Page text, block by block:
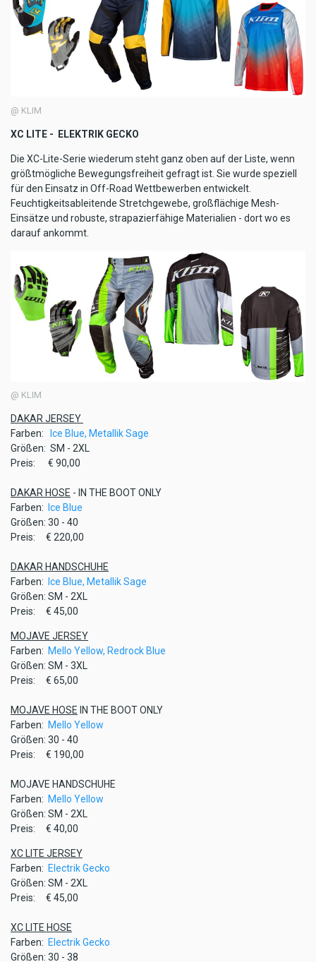
@ KLIM
XC LITE - ELEKTRIK GECKO
Die XC-Lite-Serie wiederum steht ganz oben auf der Liste, wenn
größtmögliche Bewegungsfreiheit gefragt ist. Sie wurde speziell
für den Einsatz in Off-Road Wettbewerben entwickelt.
Feuchtigkeitsableitende Stretchgewebe, großflächige Mesh-
Einsätze und robuste, strapazierfähige Materialien - dort wo es
darauf ankommt.
@ KLIM
DAKAR JERSEY
Farben:
Ice Blue, Metallik Sage
Größen: SM - 2XL
Preis: € 90,00
DAKAR HOSE - IN THE BOOT ONLY
Farben:
Ice Blue
Größen: 30 - 40
Preis: € 220,00
DAKAR HANDSCHUHE
Farben:
Ice Blue, Metallik Sage
Größen: SM - 2XL
Preis: € 45,00
MOJAVE JERSEY
Farben: Mello Yellow, Redrock Blue
Größen: SM - 3XL
Preis: € 65,00
MOJAVE HOSE IN THE BOOT ONLY
Farben: Mello Yellow
Größen: 30 - 40
Preis: € 190,00
MOJAVE HANDSCHUHE
Farben: Mello Yellow
Größen: SM - 2XL
Preis: € 40,00
XC LITE JERSEY
Farben: Electrik Gecko
Größen: SM - 2XL
Preis: € 45,00
XC LITE HOSE
Farben: Electrik Gecko
Größen: 30 - 38